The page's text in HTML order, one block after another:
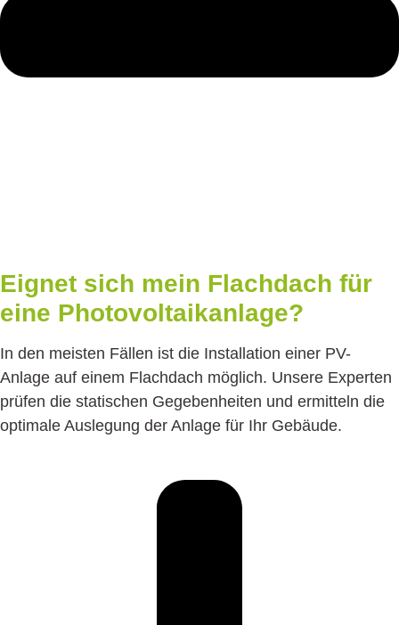
Eignet sich mein Flachdach für
eine Photovoltaikanlage?
In den meisten Fällen ist die Installation einer PV-
Anlage auf einem Flachdach möglich. Unsere Experten
prüfen die statischen Gegebenheiten und ermitteln die
optimale Auslegung der Anlage für Ihr Gebäude.